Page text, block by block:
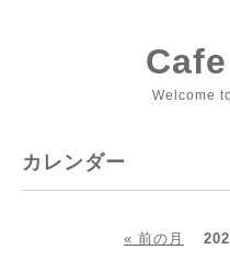
Welcome
カレンダー
« 前の月